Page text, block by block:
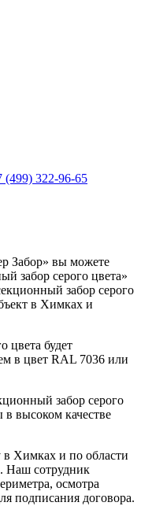
(499) 322-96-65
Забор» вы можете
забор серого цвета»
забор серого
в Химках и
цвета будет
в цвет RAL 7036 или
забор серого
высоком качестве
в Химках и по области
Наш сотрудник
осмотра
подписания договора.